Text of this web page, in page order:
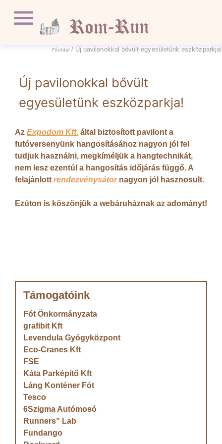
Főoldal/ Új pavilonokkal bővült egyesületünk eszközparkja!
Új pavilonokkal bővült
egyesületünk eszközparkja!
Az Expodom Kft. által biztosított pavilont a
futóversenyünk hangosításához nagyon jól fel
tudjuk használni, megkíméljük a hangtechnikát,
nem lesz ezentúl a hangosítás időjárás függő. A
felajánlott rendezvénysátornagyon jól hasznosult.
Ezúton is köszönjük a webáruháznak az adományt!
Támogatóink
Fót Önkormányzata
grafibit Kft
Levendula Gyógyközpont
Eco-Cranes Kft
FSE
Káta Parképítő Kft
Láng Konténer Fót
Tesco
6Szigma Autómosó
Runners” Lab
Fundango